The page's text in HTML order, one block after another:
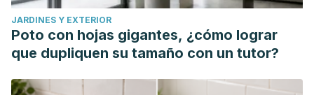
vivo models for heart failure research. In Vivo. 2008 Nov-
Dec;22(6):767-80.
JARDINES Y EXTERIOR
Poto con hojas gigantes, ¿cómo lograr
que dupliquen su tamaño con un tutor?